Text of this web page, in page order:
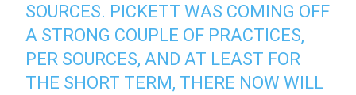
SOURCES. PICKETT WAS COMING OFF
A STRONG COUPLE OF PRACTICES,
PER SOURCES, AND AT LEAST FOR
THE SHORT TERM, THERE NOW WILL